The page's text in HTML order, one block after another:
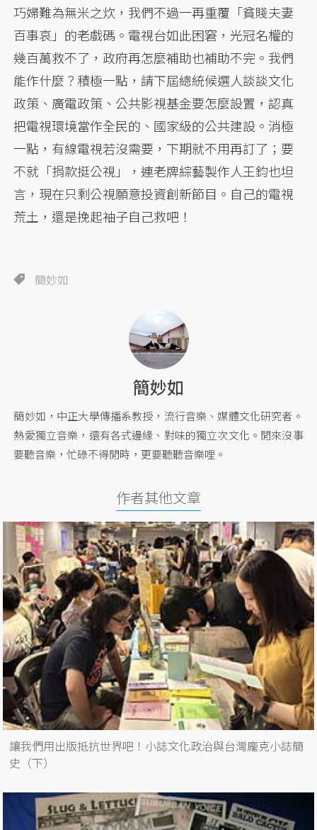
巧婦難為無米之炊，我們不過一再重覆「貧賤夫妻
百事哀」的老戲碼。電視台如此困窘，光冠名權的
幾百萬救不了，政府再怎麼補助也補助不完。我們
能作什麼？積極一點，請下屆總統候選人談談文化
政策、廣電政策、公共影視基金要怎麼設置，認真
把電視環境當作全民的、國家級的公共建設。消極
一點，有線電視若沒需要，下期就不用再訂了；要
不就「捐款挺公視」，連老牌綜藝製作人王鈞也坦
言，現在只剩公視願意投資創新節目。自己的電視
荒土，還是挽起袖子自己救吧！
簡妙如
簡妙如
簡妙如，中正大學傳播系教授，流行音樂、媒體文化研究者。
熱愛獨立音樂，還有各式邊緣、對味的獨立次文化。閒來沒事
要聽音樂，忙碌不得閒時，更要聽聽音樂哩。
作者其他文章
讓我們用出版抵抗世界吧！小誌文化政治與台灣龐克小誌簡
史（下）